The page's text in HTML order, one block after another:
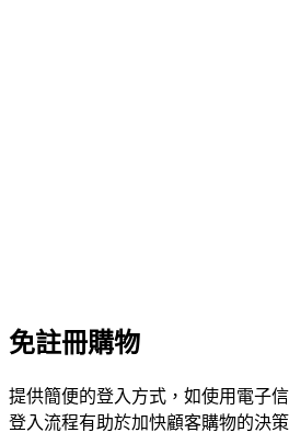
免註冊購物
提供簡便的登入方式，如使用電子
登入流程有助於加快顧客購物的決策